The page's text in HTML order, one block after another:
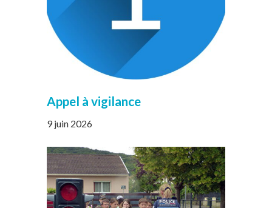
Appel à vigilance
9 juin 2026